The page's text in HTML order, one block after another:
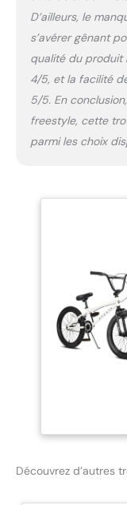
D’ailleurs, le
s’avérer gênant
qualité du produit
4/5, et la facilité
5/5. En
freestyle, cette
parmi les choix
Découvrez d’autres